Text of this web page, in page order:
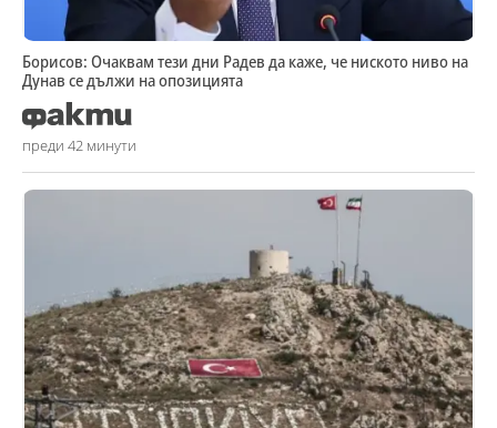
Борисов: Очаквам тези дни Радев да каже, че ниското ниво на
Дунав се дължи на опозицията
преди 42 минути